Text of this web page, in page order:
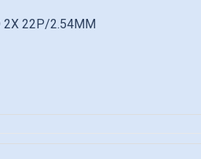
2X 22P/2.54MM